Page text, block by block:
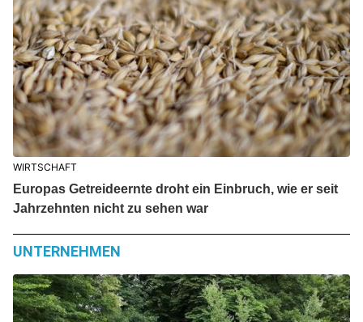
WIRTSCHAFT
Europas Getreideernte droht ein Einbruch, wie er seit
Jahrzehnten nicht zu sehen war
UNTERNEHMEN